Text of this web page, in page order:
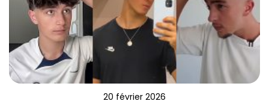
20 février 2026